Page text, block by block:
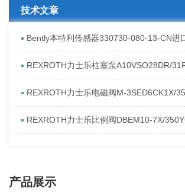
技术文章
Bently本特利传感器330730-080-13-CN进
产品展示